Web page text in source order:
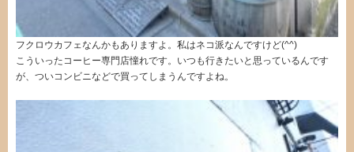
フクロウカフェなんかもありますよ。私はネコ派なんですけど(^^)
こういったコーヒー専門店憧れです。いつも行きたいと思っているんです
が、ついコンビニなどで買ってしまうんですよね。